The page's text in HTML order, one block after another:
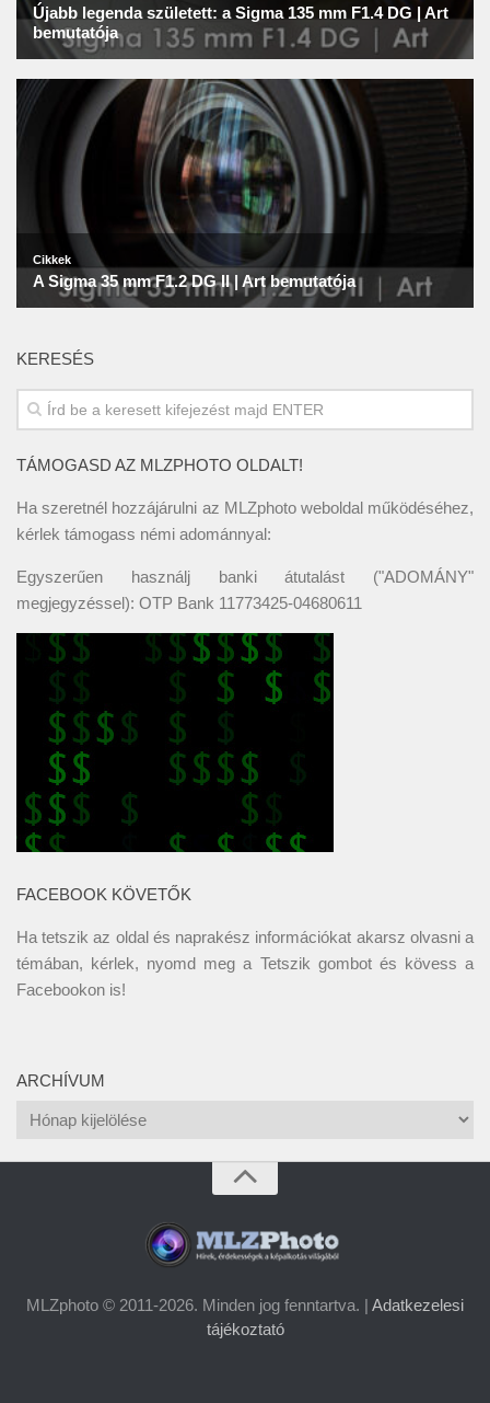
KERESÉS
TÁMOGASD AZ MLZPHOTO OLDALT!
Ha szeretnél hozzájárulni az MLZphoto weboldal működéséhez,
kérlek támogass némi adománnyal:
Egyszerűen használj banki átutalást ("ADOMÁNY"
megjegyzéssel): OTP Bank 11773425-04680611
FACEBOOK KÖVETŐK
Ha tetszik az oldal és naprakész információkat akarsz olvasni a
témában, kérlek, nyomd meg a Tetszik gombot és kövess a
Facebookon is!
ARCHÍVUM
Archívum
MLZphoto © 2011-2026. Minden jog fenntartva. | Adatkezelesi
tájékoztató